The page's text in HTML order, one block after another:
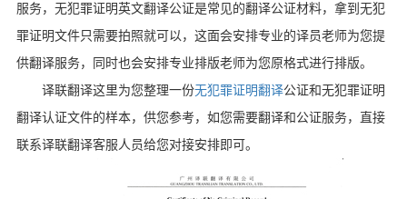
服务，无犯罪证明英文翻译公证是常见的翻译公证材料，拿到无犯
罪证明文件只需要拍照就可以，这面会安排专业的译员老师为您提
供翻译服务，同时也会安排专业排版老师为您原格式进行排版。
译联翻译这里为您整理一份无犯罪证明翻译公证和无犯罪证明
翻译认证文件的样本，供您参考，如您需要翻译和公证服务，直接
联系译联翻译客服人员给您对接安排即可。